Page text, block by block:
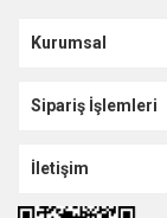
Kurumsal
Sipariş İşlemleri
İletişim